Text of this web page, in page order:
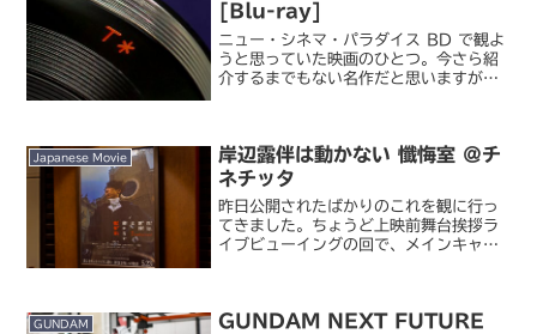
[Blu-ray]
ニュー・シネマ・パラダイス BD で観よ
うと思っていた映画のひとつ。今さら紹
介するまでもない名作だと思いますが、
宙の旅』を初めて観...
Japanese Movie
岸辺露伴は動かない 懺悔室 ＠チ
ネチッタ
昨日公開されたばかりのこれを観に行っ
てきました。ちょうど上映前舞台挨拶ラ
イブビューイングの回で、メインキャス
伴』シリーズの映画化。...
GUNDAM
GUNDAM NEXT FUTURE